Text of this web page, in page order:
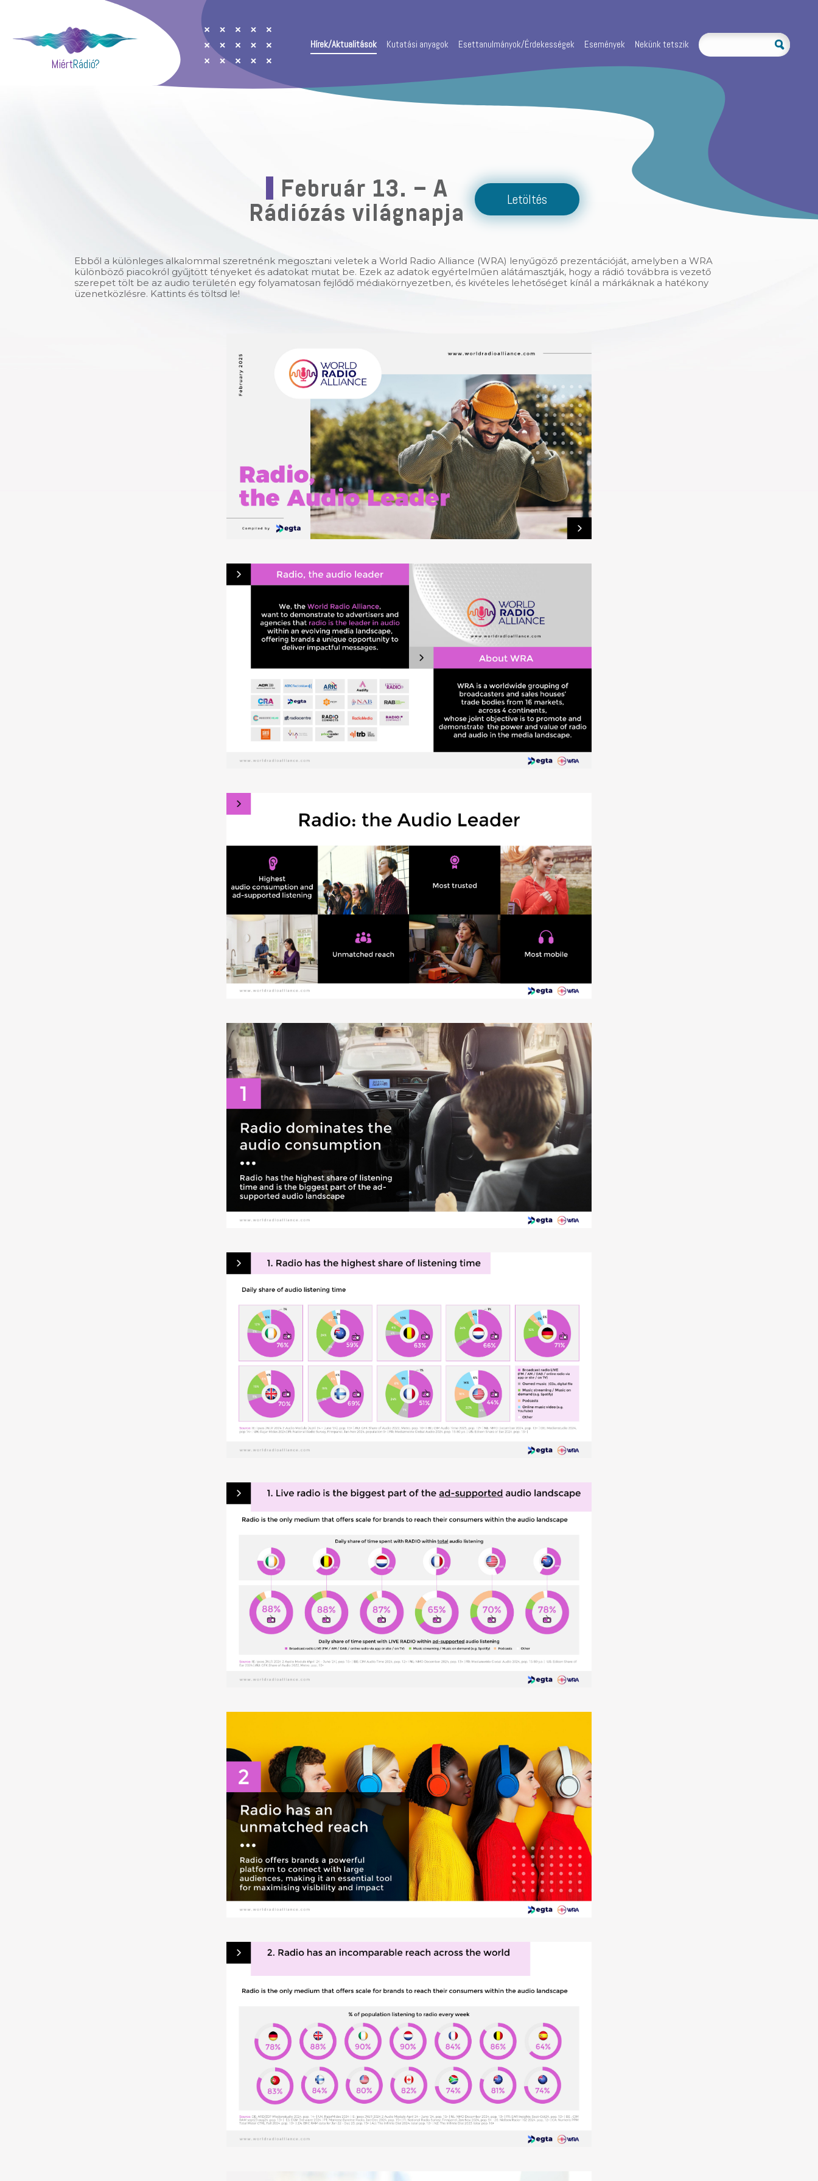
MiértRádió?
Hírek/Aktualitások Kutatási anyagok Esettanulmányok/Érdekességek Események Nekünk tetszik
Február 13. – A
Rádiózás világnapja
Letöltés
Ebből a különleges alkalommal szeretnénk megosztani veletek a World Radio Alliance (WRA) lenyűgöző prezentációját, amelyben a WRA
különböző piacokról gyűjtött tényeket és adatokat mutat be. Ezek az adatok egyértelműen alátámasztják, hogy a rádió továbbra is vezető
szerepet tölt be az audio területén egy folyamatosan fejlődő médiakörnyezetben, és kivételes lehetőséget kínál a márkáknak a hatékony
üzenetközlésre. Kattints és töltsd le!